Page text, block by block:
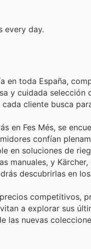
every day.
en toda España,
y cuidada selección
cliente busca
en Fes Més, se
confían
en soluciones de
manuales, y
descubrirlas en
competitivos,
a explorar sus
las nuevas